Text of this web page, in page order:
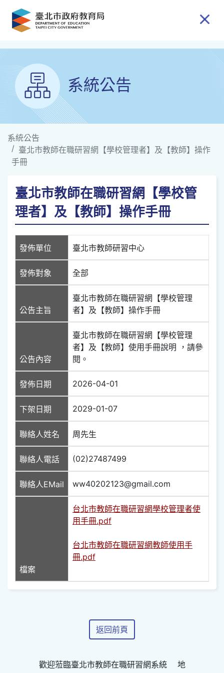
跳到主要內容
系統公告
系統公告
臺北市教師在職研習網【學校管理者】及【教師】操作
手冊
臺北市教師在職研習網【學校管
理者】及【教師】操作手冊
發佈單位 臺北市教師研習中心
發佈對象 全部
公告主旨
臺北市教師在職研習網【學校管理
者】及【教師】操作手冊
公告內容
臺北市教師在職研習網【學校管理
者】及【教師】使用手冊說明 ，請參
閱。
發佈日期 2026-04-01
下架日期 2029-01-07
聯絡人姓名 周先生
聯絡人電話 (02)27487499
聯絡人EMail ww40202123@gmail.com
檔案
台北市教師在職研習網學校管理者使
用手冊.pdf
台北市教師在職研習網教師使用手
冊.pdf
返回前頁
歡迎蒞臨臺北市教師在職研習網系統 地